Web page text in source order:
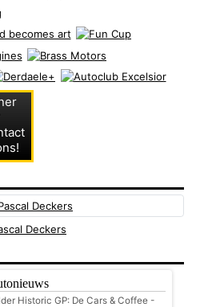
Deckers
Historic GP: De Cars & Coffee -